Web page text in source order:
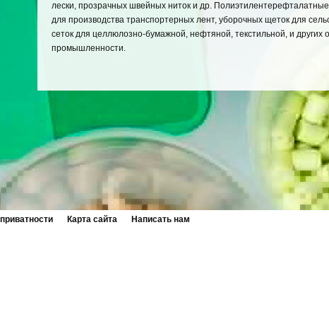
лески, прозрачных швейных ниток и др.
для производства транспортерных лент, уборочных щеток для
сеток для целлюлозно-бумажной, нефтяной, текстильной, и других
промышленности.
Карта сайта Написать нам